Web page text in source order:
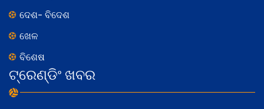
ଦେଶ- ବିଦେଶ
ଖେଳ
ବିଶେଷ
ଟ୍ରେଣ୍ଡିଂ ଖବର